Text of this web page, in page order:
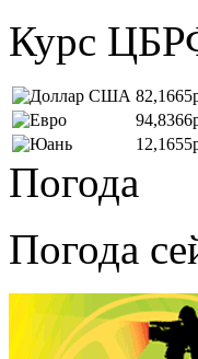
Курс
Погода
Погода